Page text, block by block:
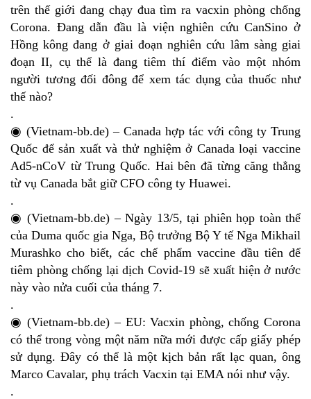
trên thế giới đang chạy đua tìm ra vacxin phòng chống
Corona. Đang dẫn đầu là viện nghiên cứu CanSino ở
Hồng kông đang ở giai đoạn nghiên cứu lâm sàng giai
đoạn II, cụ thể là đang tiêm thí điểm vào một nhóm
người tương đối đông để xem tác dụng của thuốc như
thế nào?
.
◉ (Vietnam-bb.de) – Canada hợp tác với công ty Trung
Quốc để sản xuất và thử nghiệm ở Canada loại vaccine
Ad5-nCoV từ Trung Quốc. Hai bên đã từng căng thẳng
từ vụ Canada bắt giữ CFO công ty Huawei.
.
◉ (Vietnam-bb.de) – Ngày 13/5, tại phiên họp toàn thể
của Duma quốc gia Nga, Bộ trưởng Bộ Y tế Nga Mikhail
Murashko cho biết, các chế phẩm vaccine đầu tiên để
tiêm phòng chống lại dịch Covid-19 sẽ xuất hiện ở nước
này vào nửa cuối của tháng 7.
.
◉ (Vietnam-bb.de) – EU: Vacxin phòng, chống Corona
có thể trong vòng một năm nữa mới được cấp giấy phép
sử dụng. Đây có thể là một kịch bản rất lạc quan, ông
Marco Cavalar, phụ trách Vacxin tại EMA nói như vậy.
.